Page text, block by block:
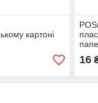
картоні
16